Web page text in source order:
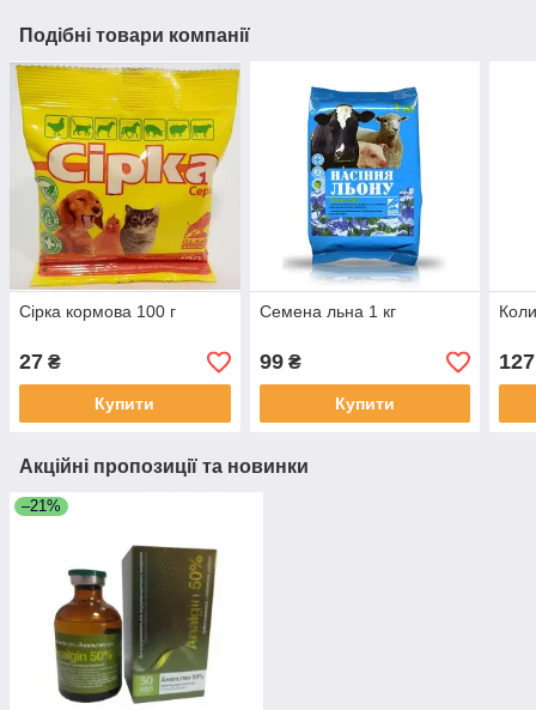
Подібні товари компанії
Сірка кормова 100 г
27 ₴
Купити
Семена льна 1 кг
99₴
Купити
127
Акційні пропозиції та новинки
–21%